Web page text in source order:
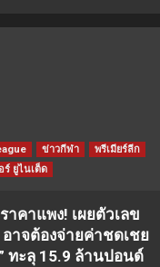
ข่าวกีฬา
พรีเมียร์ลีก
ร์ ยูไนเต็ด
าคาแพง! เผยตัวเลข
อาจต้องจ่ายค่าชดเชย
ทะลุ 15.9 ล้านปอนด์